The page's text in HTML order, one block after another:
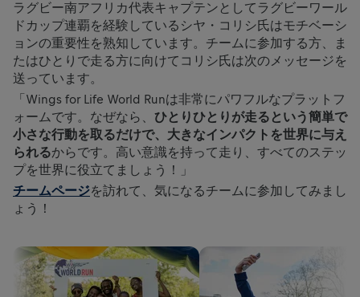
ラグビー南アフリカ代表キャプテンとしてラグビーワール
ドカップ連覇を経験しているシヤ・コリシ氏はモチベーシ
ョンの重要性を熟知しています。チームに参加する方、ま
たはひとりで走る方に向けてコリシ氏は次のメッセージを
送っています。
「Wings for Life World Runは非常にパワフルなプラットフ
ォームです。なぜなら、 ひとりひとりが走るという簡単で
小さな行動を取るだけで、大きなインパクトを世界に与え
られるからです。高い意識を持って走り、すべてのステッ
プを世界に役立てましょう！」
チームページを訪れて、気になるチームに参加してみまし
ょう！